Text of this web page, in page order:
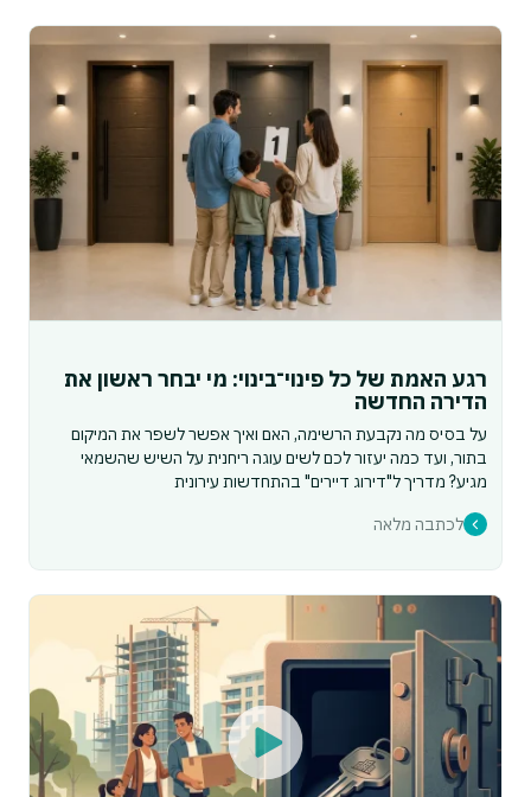
רגע האמת של כל פינוי־בינוי: מי יבחר ראשון את
הדירה החדשה
על בסיס מה נקבעת הרשימה, האם ואיך אפשר לשפר את המיקום
בתור, ועד כמה יעזור לכם לשים עוגה ריחנית על השיש שהשמאי
מגיע? מדריך ל"דירוג דיירים" בהתחדשות עירונית
לכתבה מלאה